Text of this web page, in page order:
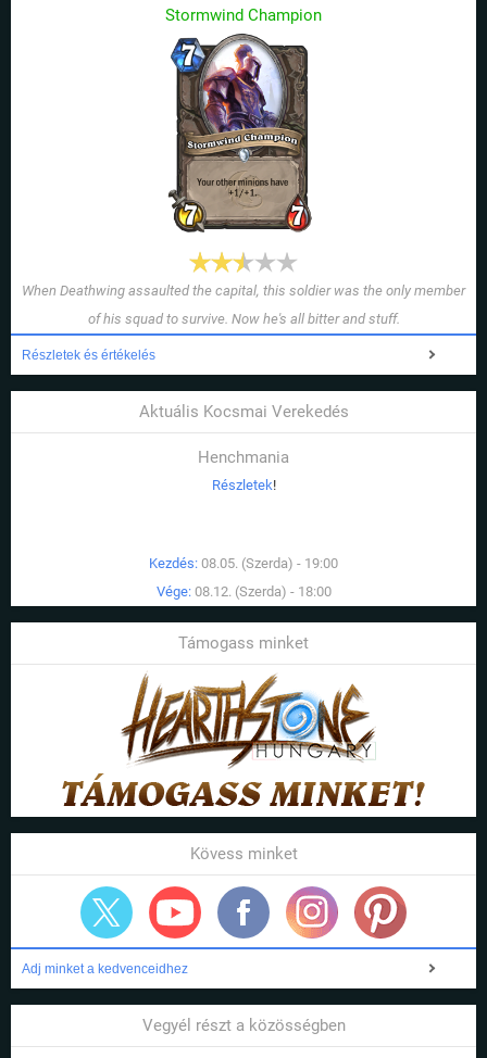
Stormwind Champion
When Deathwing assaulted the capital, this soldier was the only member
of his squad to survive. Now he's all bitter and stuff.
Részletek és értékelés
Aktuális Kocsmai Verekedés
Henchmania
Részletek!
Kezdés: 08.05. (Szerda) - 19:00
Vége: 08.12. (Szerda) - 18:00
Támogass minket
Kövess minket
Adj minket a kedvenceidhez
Vegyél részt a közösségben